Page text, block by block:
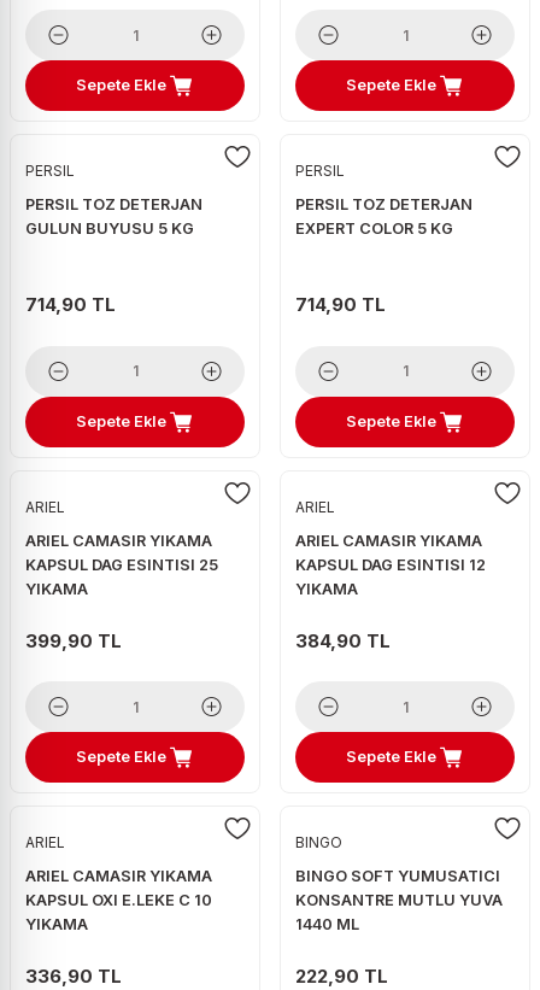
Sepete Ekle Sepete Ekle
PERSIL
PERSIL TOZ DETERJAN
GULUN BUYUSU 5 KG
714,90 TL
Sepete Ekle
PERSIL
PERSIL TOZ DETERJAN
EXPERT COLOR 5 KG
714,90 TL
Sepete Ekle
ARIEL
ARIEL CAMASIR YIKAMA
KAPSUL DAG ESINTISI 25
YIKAMA
399,90 TL
Sepete Ekle
ARIEL
ARIEL CAMASIR YIKAMA
KAPSUL DAG ESINTISI 12
YIKAMA
384,90 TL
Sepete Ekle
ARIEL
ARIEL CAMASIR YIKAMA
KAPSUL OXI E.LEKE C 10
YIKAMA
336,90 TL
BINGO
BINGO SOFT YUMUSATICI
KONSANTRE MUTLU YUVA
1440 ML
222,90 TL